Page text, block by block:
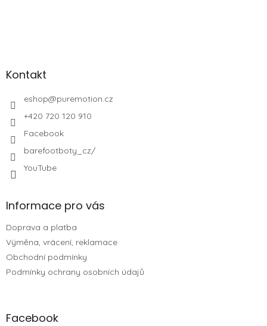
Kontakt
eshop@puremotion.cz
+420 720 120 910
Facebook
barefootboty_cz/
YouTube
Informace pro vás
Doprava a platba
Výměna, vrácení, reklamace
Obchodní podmínky
Podmínky ochrany osobních údajů
Facebook